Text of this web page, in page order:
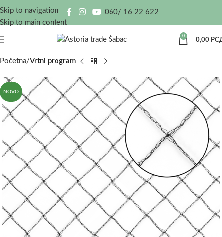
Skip to navigation
Skip to main content
060/ 16 22 622
0
0,00
Početna Vrtni program
NOVO